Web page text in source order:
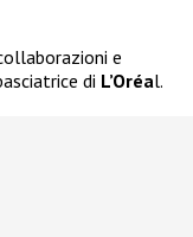
e
di L’Oréal.